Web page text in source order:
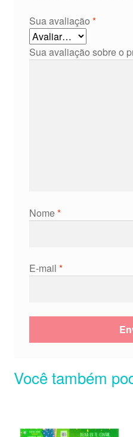
Sua avaliação *
Sua avaliação sobre o
Nome*
E-mail *
Você também